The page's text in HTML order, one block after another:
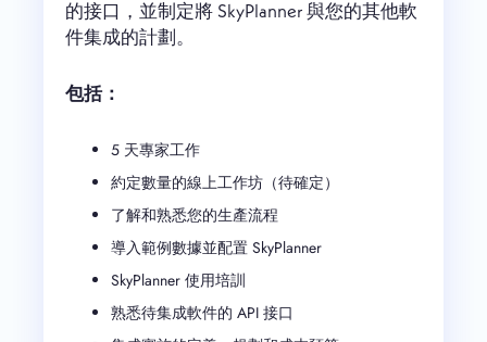
的接口，並制定將 SkyPlanner 與您的其他軟
件集成的計劃。
包括：
5 天專家工作
約定數量的線上工作坊（待確定）
了解和熟悉您的生產流程
導入範例數據並配置 SkyPlanner
SkyPlanner 使用培訓
熟悉待集成軟件的 API 接口